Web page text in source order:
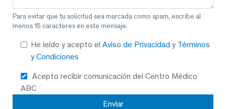
Para evitar que tu solicitud sea marcada como spam, escribe al
menos 15 caracteres en este mensaje.
He leído y acepto el Aviso de Privacidad y Términos
y Condiciones
Acepto recibir comunicación del Centro Médico
ABC